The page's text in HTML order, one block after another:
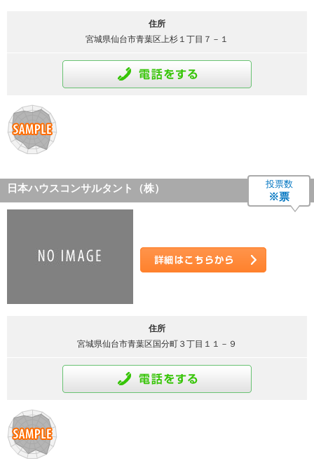
住所
宮城県仙台市青葉区上杉１丁目７－１
日本ハウスコンサルタント（株） 投票数
※票
住所
宮城県仙台市青葉区国分町３丁目１１－９